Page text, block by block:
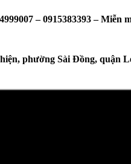
– 0915383393 – Miễn
phường Sài Đồng, quận